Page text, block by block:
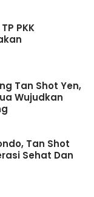
PKK
Tan Shot Yen,
Wujudkan
Tan Shot
Sehat Dan